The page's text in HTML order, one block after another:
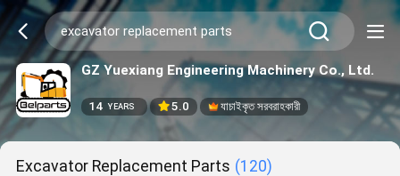
GZ Yuexiang Engineering Machinery Co., Ltd.
14 YEARS 5.0 যাচাইকৃত সরবরাহকারী
Excavator Replacement Parts (120)